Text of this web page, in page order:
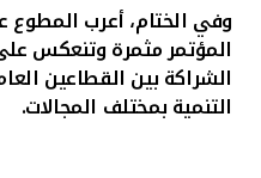
وفي الختام، أعرب المطوع
المؤتمر مثمرة وتنعكس
الشراكة بين القطاعين
التنمية بمختلف المجالات.